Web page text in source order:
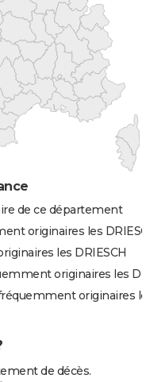
de ce département
originaires les
les DRIESCH
originaires les
originaires
de décès.